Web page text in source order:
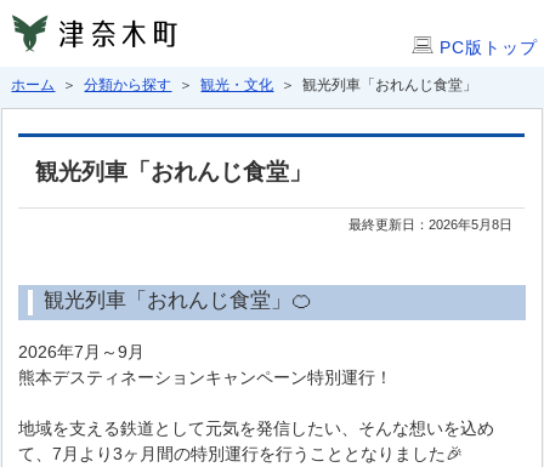
PC版トップ
ホーム ＞分類から探す ＞観光・文化 ＞ 観光列車「おれんじ食堂」
観光列車「おれんじ食堂」
最終更新日：2026年5月8日
観光列車「おれんじ食堂」🍊
2026年7月～9月
熊本デスティネーションキャンペーン特別運行！
地域を支える鉄道として元気を発信したい、そんな想いを込め
て、7月より3ヶ月間の特別運行を行うこととなりました🎉